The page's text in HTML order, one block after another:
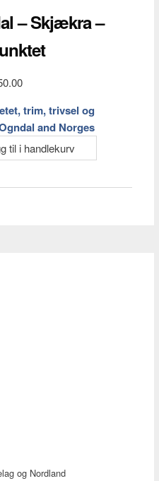
– Skjækra –
trim, trivsel og
and Norges
til i handlekurv
og Nordland